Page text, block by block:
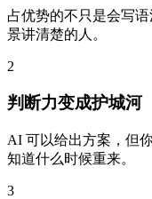
占优势的不只是会写
景讲清楚的人。
2
判断力变成护城河
AI 可以给出方案，但
知道什么时候重来。
3